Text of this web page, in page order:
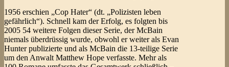
1956 erschien „Cop Hater“ (dt. „Polizisten leben
gefährlich“). Schnell kam der Erfolg, es folgten bis
2005 54 weitere Folgen dieser Serie, der McBain
niemals überdrüssig wurde, obwohl er weiter als Evan
Hunter publizierte und als McBain die 13-teilige Serie
um den Anwalt Matthew Hope verfasste. Mehr als